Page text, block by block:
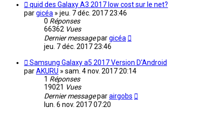
quid des Galaxy A3 2017 low cost sur le net?
pargicéa » jeu. 7 déc. 2017 23:46
0 Réponses
66362 Vues
Dernier messagepargicéa
jeu. 7 déc. 2017 23:46
Samsung Galaxy a5 2017 Version D'Android
parAKURU » sam. 4 nov. 2017 20:14
1 Réponses
19021 Vues
Dernier messageparairgobs
lun. 6 nov. 2017 07:20